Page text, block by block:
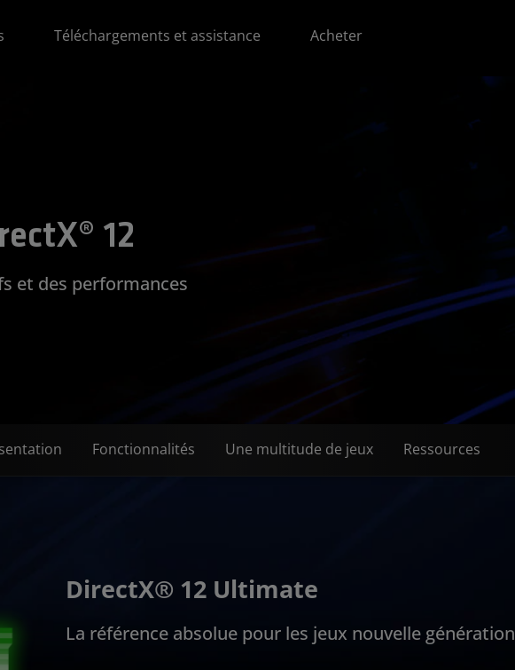
Téléchargements et assistance Acheter
12
et des performances
Fonctionnalités Une multitude de jeux Ressources
DirectX® 12 Ultimate
La référence absolue pour les jeux nouvelle génération